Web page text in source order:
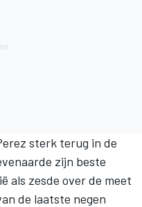
sterk terug in de
zijn beste
als zesde over de meet
de laatste negen